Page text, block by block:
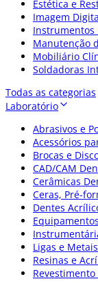
Estética e
Imagem
Instrumentos
Manutenção
Mobiliário
Soldadoras
Todas as categorias
Laboratório
Abrasivos e
Acessórios
Brocas e
CAD/CAM
Cerâmicas
Ceras, Pré-
Dentes
Ligas e Metais
Resinas e